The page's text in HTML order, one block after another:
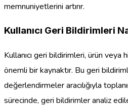
memnuniyetlerini artırır.
Kullanıcı Geri Bildirimleri
Kullanıcı geri bildirimleri, ürün
önemli bir kaynaktır. Bu geri
değerlendirmeler aracılığıyla
sürecinde, geri bildirimler analiz